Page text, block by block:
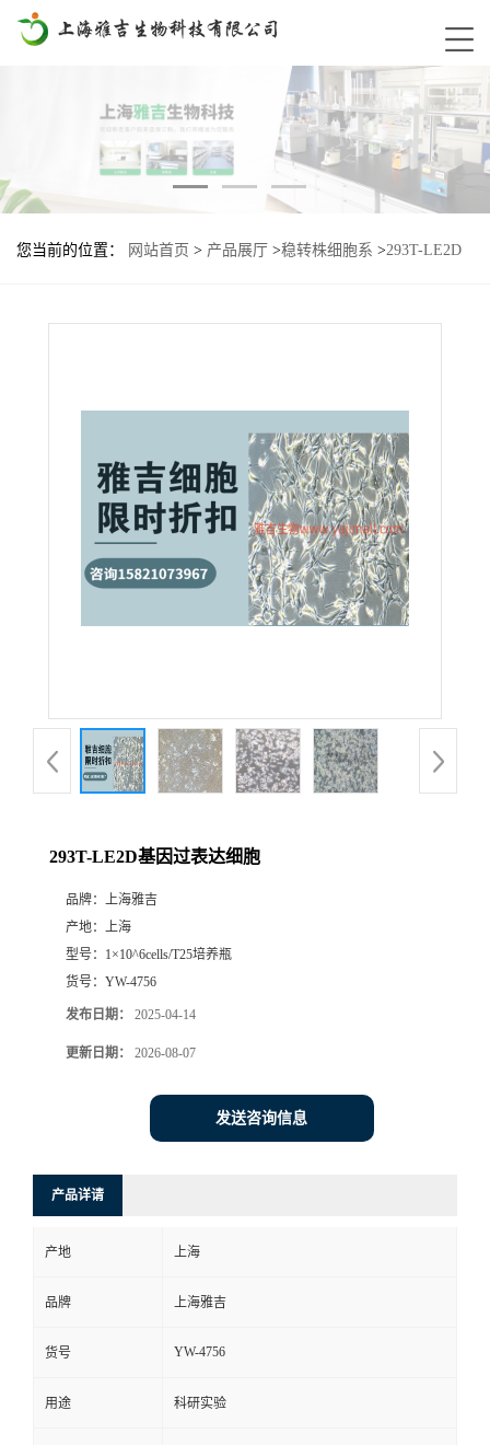
您当前的位置： 网站首页 > 产品展厅 >稳转株细胞系 >293T-LE2D
293T-LE2D基因过表达细胞
品牌： 上海雅吉
产地： 上海
型号： 1×10^6cells/T25培养瓶
货号： YW-4756
发布日期： 2025-04-14
更新日期： 2026-08-07
发送咨询信息
产品详请
产地 上海
品牌 上海雅吉
货号 YW-4756
用途 科研实验